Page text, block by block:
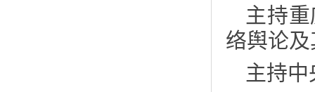
主持
络舆论
主持